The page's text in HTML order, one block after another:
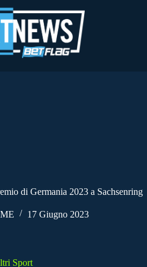
di Germania 2023 a Sachsenring
17 Giugno 2023
Sport